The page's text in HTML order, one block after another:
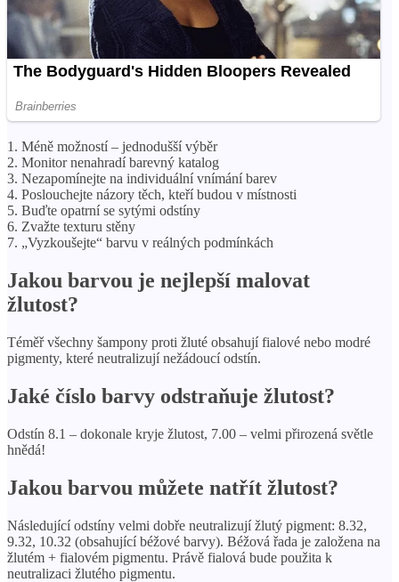
1. Méně možností – jednodušší výběr
2. Monitor nenahradí barevný katalog
3. Nezapomínejte na individuální vnímání barev
4. Poslouchejte názory těch, kteří budou v místnosti
5. Buďte opatrní se sytými odstíny
6. Zvažte texturu stěny
7. „Vyzkoušejte“ barvu v reálných podmínkách
Jakou barvou je nejlepší malovat
žlutost?
Téměř všechny šampony proti žluté obsahují fialové nebo modré
pigmenty, které neutralizují nežádoucí odstín.
Jaké číslo barvy odstraňuje žlutost?
Odstín 8.1 – dokonale kryje žlutost, 7.00 – velmi přirozená světle
hnědá!
Jakou barvou můžete natřít žlutost?
Následující odstíny velmi dobře neutralizují žlutý pigment: 8.32,
9.32, 10.32 (obsahující béžové barvy). Béžová řada je založena na
žlutém + fialovém pigmentu. Právě fialová bude použita k
neutralizaci žlutého pigmentu.